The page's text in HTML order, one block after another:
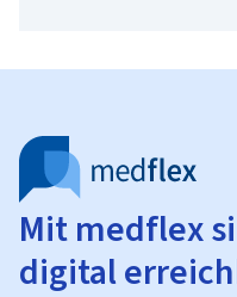
Mit medflex
digital